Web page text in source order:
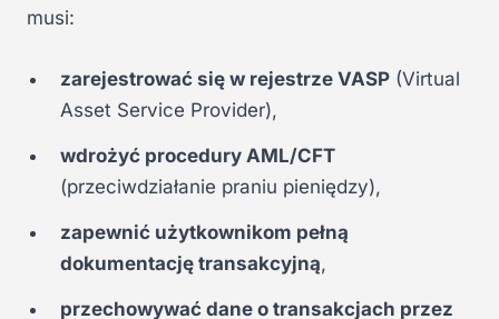
musi:
zarejestrować się w rejestrze VASP (Virtual
Asset Service Provider),
wdrożyć procedury AML/CFT
(przeciwdziałanie praniu pieniędzy),
zapewnić użytkownikom pełną
dokumentację transakcyjną,
przechowywać dane o transakcjach przez